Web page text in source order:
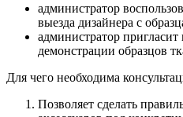
администратор
выезда дизайнера с
администратор пригласит
демонстрации образцов
Для чего необходима
Позволяет сделать